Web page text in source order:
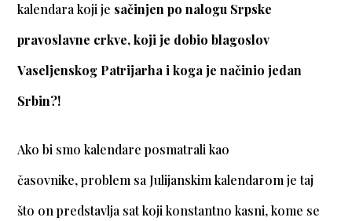
kalendara koji je sačinjen po nalogu Srpske
pravoslavne crkve, koji je dobio blagoslov
Vaseljenskog Patrijarha i koga je načinio jedan
Srbin?!
Ako bi smo kalendare posmatrali kao
časovnike, problem sa Julijanskim kalendarom je taj
što on predstavlja sat koji konstantno kasni, kome se